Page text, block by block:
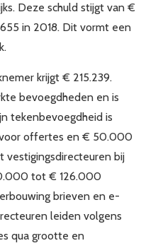
Deze schuld stijgt van €
in 2018. Dit vormt een
krijgt € 215.239.
bevoegdheden en is
tekenbevoegdheid is
offertes en € 50.000
vestigingsdirecteuren bij
tot € 126.000
brieven en e-
leiden volgens
qua grootte en